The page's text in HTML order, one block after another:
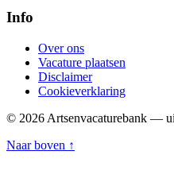
Info
Over ons
Vacature plaatsen
Disclaimer
Cookieverklaring
© 2026 Artsenvacaturebank —
Naar boven ↑